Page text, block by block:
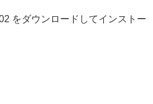
をダウンロードしてインストー